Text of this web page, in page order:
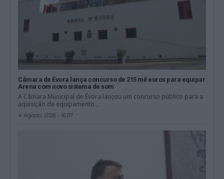
Câmara de Évora lança concurso de 215 mil euros para equipar
Arena com novo sistema de som
A Câmara Municipal de Évora lançou um concurso público para a
aquisição de equipamento...
4 Agosto, 2026 - 16:07